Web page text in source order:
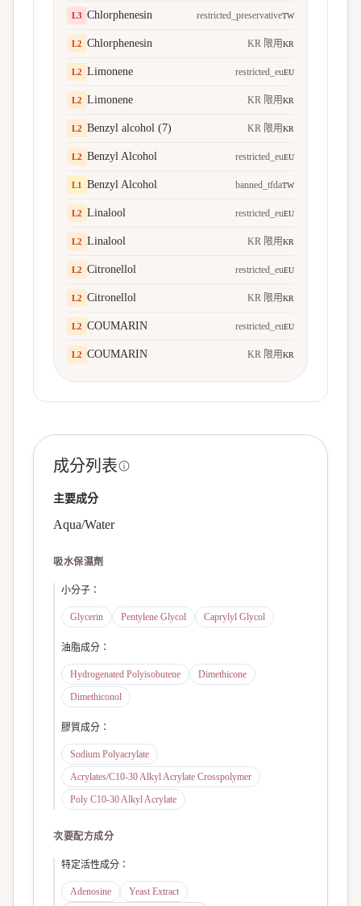
L3 Chlorphenesin restricted_preservativeTW
L2 Chlorphenesin KR 限用KR
L2 Limonene restricted_euEU
L2 Limonene KR 限用KR
L2 Benzyl alcohol (7) KR 限用KR
L2 Benzyl Alcohol restricted_euEU
L1 Benzyl Alcohol banned_tfdaTW
L2 Linalool restricted_euEU
L2 Linalool KR 限用KR
L2 Citronellol restricted_euEU
L2 Citronellol KR 限用KR
L2 COUMARIN restricted_euEU
L2 COUMARIN KR 限用KR
成分列表
主要成分
Aqua/Water
吸水保濕劑
小分子 ：
Glycerin Pentylene Glycol Caprylyl Glycol
油脂成分 ：
Hydrogenated Polyisobutene
Dimethicone
Dimethiconol
膠質成分 ：
Sodium Polyacrylate
Acrylates/C10-30 Alkyl Acrylate Crosspolymer
Poly C10-30 Alkyl Acrylate
次要配方成分
特定活性成分 ：
Adenosine
Yeast Extract